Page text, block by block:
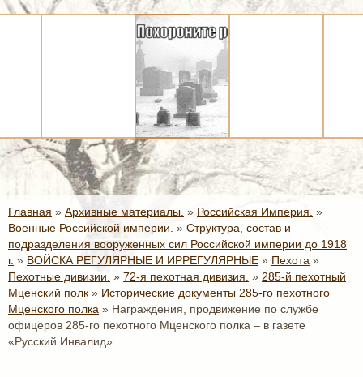
Главная » Архивные материалы. » Российская Империя. »
Военные Российской империи. » Структура, состав и
подразделения вооруженных сил Российской империи до 1918
г. » ВОЙСКА РЕГУЛЯРНЫЕ И ИРРЕГУЛЯРНЫЕ » Пехота »
Пехотные дивизии. » 72-я пехотная дивизия. » 285-й пехотный
Мценский полк » Исторические документы 285-го пехотного
Мценского полка » Награждения, продвижение по службе
офицеров 285-го пехотного Мценского полка – в газете
«Русский Инвалид»